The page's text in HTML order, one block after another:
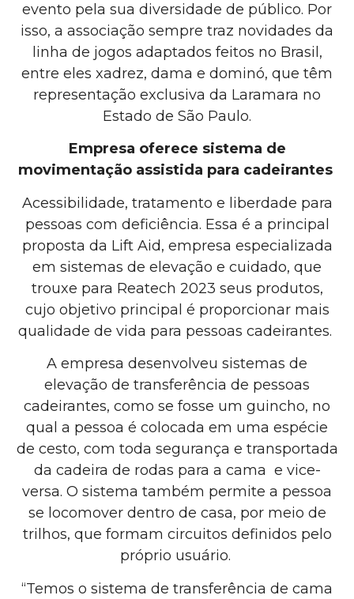
evento pela sua diversidade de público. Por
isso, a associação sempre traz novidades da
linha de jogos adaptados feitos no Brasil,
entre eles xadrez, dama e dominó, que têm
representação exclusiva da Laramara no
Estado de São Paulo.
Empresa oferece sistema de
movimentação assistida para cadeirantes
Acessibilidade, tratamento e liberdade para
pessoas com deficiência. Essa é a principal
proposta da Lift Aid, empresa especializada
em sistemas de elevação e cuidado, que
trouxe para Reatech 2023 seus produtos,
cujo objetivo principal é proporcionar mais
qualidade de vida para pessoas cadeirantes.
A empresa desenvolveu sistemas de
elevação de transferência de pessoas
cadeirantes, como se fosse um guincho, no
qual a pessoa é colocada em uma espécie
de cesto, com toda segurança e transportada
da cadeira de rodas para a cama e vice-
versa. O sistema também permite a pessoa
se locomover dentro de casa, por meio de
trilhos, que formam circuitos definidos pelo
próprio usuário.
“Temos o sistema de transferência de cama